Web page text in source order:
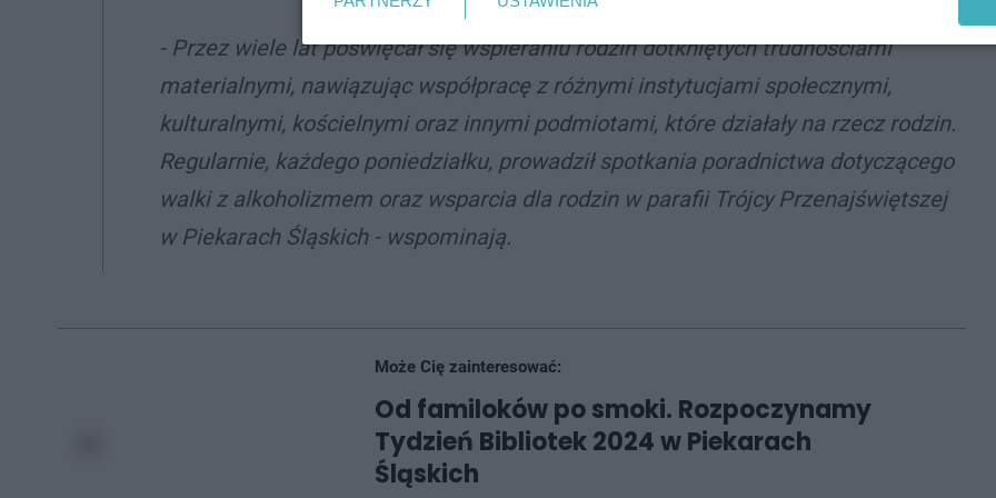
- Przez wiele lat poświęcał się wspieraniu rodzin dotkniętych trudnościami
materialnymi, nawiązując współpracę z różnymi instytucjami społecznymi,
kulturalnymi, kościelnymi oraz innymi podmiotami, które działały na rzecz rodzin.
Regularnie, każdego poniedziałku, prowadził spotkania poradnictwa dotyczącego
walki z alkoholizmem oraz wsparcia dla rodzin w parafii Trójcy Przenajświętszej
w Piekarach Śląskich - wspominają.
Może Cię zainteresować:
Od familoków po smoki. Rozpoczynamy
Tydzień Bibliotek 2024 w Piekarach
Śląskich